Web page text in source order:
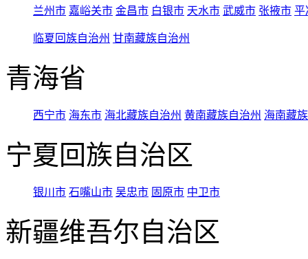
兰州市 嘉峪关市 金昌市 白银市 天水市 武威市 张掖市 平
临夏回族自治州 甘南藏族自治州
青海省
西宁市 海东市 海北藏族自治州 黄南藏族自治州 海南藏
宁夏回族自治区
银川市 石嘴山市 吴忠市 固原市 中卫市
新疆维吾尔自治区